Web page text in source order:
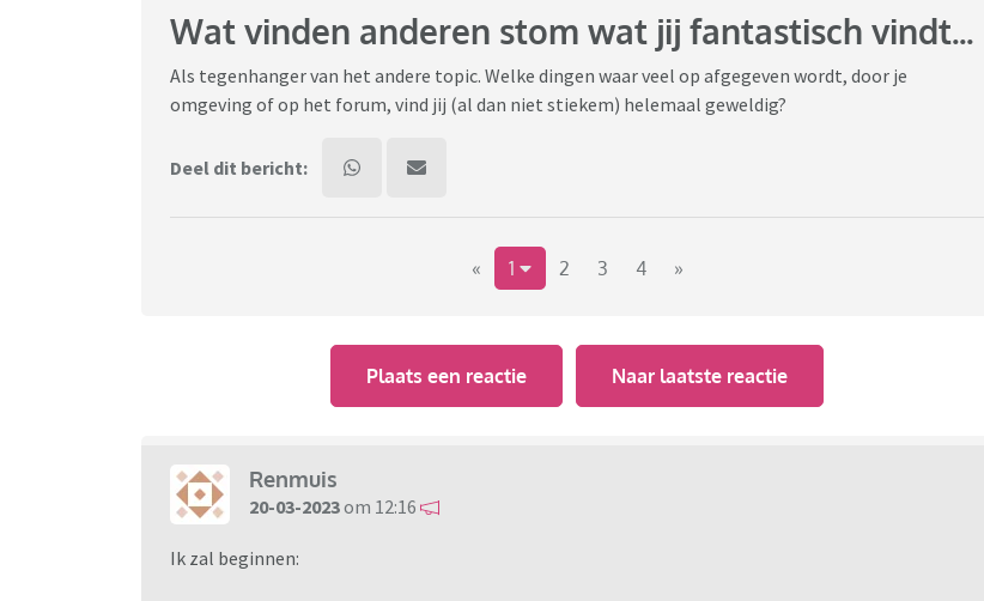
Wat vinden anderen stom wat jij fantastisch vindt...
Als tegenhanger van het andere topic. Welke dingen waar veel op afgegeven wordt, door je
omgeving of op het forum, vind jij (al dan niet stiekem) helemaal geweldig?
Deel dit bericht:
« 1 2 3 4 »
Plaats een reactie Naar laatste reactie
Renmuis
20-03-2023om 12:16
Ik zal beginnen: